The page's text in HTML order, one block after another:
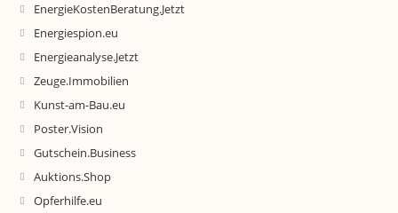
EnergieKostenBeratung.Jetzt
Energiespion.eu
Energieanalyse.Jetzt
Zeuge.Immobilien
Kunst-am-Bau.eu
Poster.Vision
Gutschein.Business
Auktions.Shop
Opferhilfe.eu